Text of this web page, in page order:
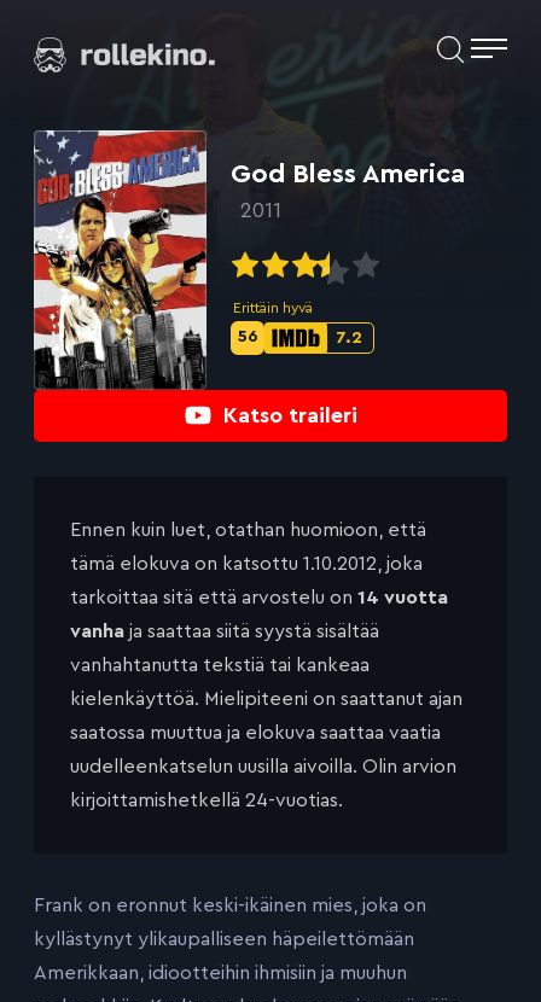
suoraan
Elokuvat ja elokuva-arviot | Rollekino.fi
jälkeen.
Katso traileri
God Bless America
2011
Erittäin hyvä
IMDb-
7.2
Metascore-
56
Ennen kuin luet, otathan huomioon, että
tämä elokuva on katsottu 1.10.2012, joka
tarkoittaa sitä että arvostelu on 14 vuotta
vanha ja saattaa siitä syystä sisältää
vanhahtanutta tekstiä tai kankeaa
kielenkäyttöä. Mielipiteeni on saattanut ajan
saatossa muuttua ja elokuva saattaa vaatia
uudelleenkatselun uusilla aivoilla. Olin arvion
kirjoittamishetkellä 24-vuotias.
Frank on eronnut keski-ikäinen mies, joka on
kyllästynyt ylikaupalliseen häpeilettömään
Amerikkaan, idiootteihin ihmisiin ja muuhun